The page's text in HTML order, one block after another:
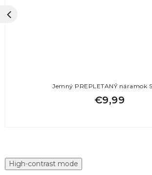
Jemný PREPLETANÝ náramok
€9,99
High-contrast mode